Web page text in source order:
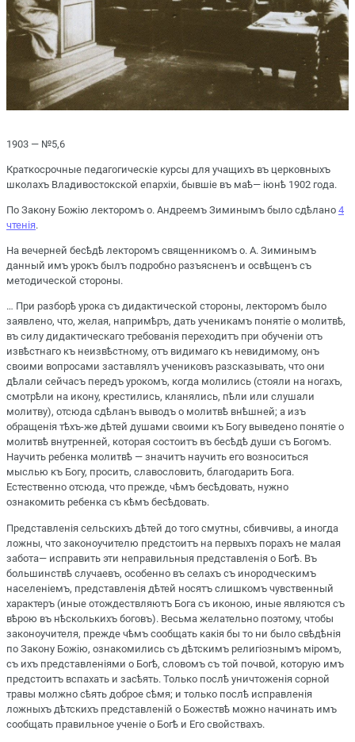
1903 — №5,6
Краткосрочные педагогическіе курсы для учащихъ въ церковныхъ
школахъ Владивостокской епархіи, бывшіе въ маѣ— іюнѣ 1902 года.
По Закону Божію лекторомъ о. Андреемъ Зиминымъ было сдѣлано 4
чтенія.
На вечерней бесѣдѣ лекторомъ священникомъ о. А. Зиминымъ
данный имъ урокъ былъ подробно разъясненъ и освѣщенъ съ
методической стороны.
… При разборѣ урока съ дидактической стороны, лекторомъ было
заявлено, что, желая, напримѣръ, дать ученикамъ понятіе о молитвѣ,
въ силу дидактическаго требованія переходитъ при обученіи отъ
извѣстнаго къ неизвѣстному, отъ видимаго къ невидимому, онъ
своими вопросами заставлялъ учениковъ разсказывать, что они
дѣлали сейчасъ передъ урокомъ, когда молились (стояли на ногахъ,
смотрѣли на икону, крестились, кланялись, пѣли или слушали
молитву), отсюда сдѣланъ выводъ о молитвѣ внѣшней; а изъ
обращенія тѣхъ-жѳ дѣтей душами своими къ Богу выведено понятіе о
молитвѣ внутренней, которая состоитъ въ бесѣдѣ души съ Богомъ.
Научить ребенка молитвѣ — значитъ научить его возноситься
мыслью къ Богу, просить, славословить, благодарить Бога.
Естественно отсюда, что прежде, чѣмъ бесѣдовать, нужно
ознакомить ребенка съ кѣмъ бесѣдовать.
Представленія сельскихъ дѣтей до того смутны, сбивчивы, а иногда
ложны, что законоучителю предстоитъ на первыхъ порахъ не малая
забота— исправить эти неправильныя представленія о Богѣ. Въ
большинствѣ случаевъ, особенно въ селахъ съ инородческимъ
населеніемъ, представленія дѣтей носятъ слишкомъ чувственный
характеръ (иные отождествляютъ Бога съ иконою, иные являются съ
вѣрою въ нѣсколькихъ боговъ). Весьма желательно поэтому, чтобы
законоучителя, прежде чѣмъ сообщать какія бы то ни было свѣдѣнія
по Закону Божію, ознакомились съ дѣтскимъ религіознымъ міромъ,
съ ихъ представленіями о Богѣ, словомъ съ той почвой, которую имъ
предстоитъ вспахать и засѣять. Только послѣ уничтоженія сорной
травы молжно сѣять доброе сѣмя; и только послѣ исправленія
ложныхъ дѣтскихъ представленій о Божествѣ можно начинать имъ
сообщать правильное ученіе о Богѣ и Его свойствахъ.